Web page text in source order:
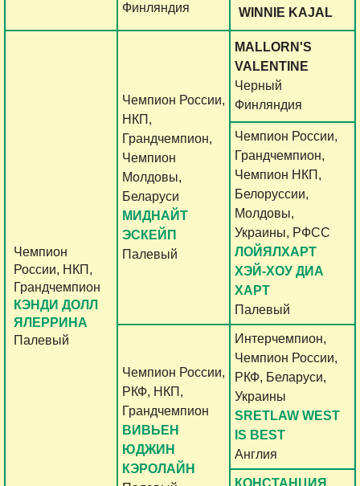
Финляндия
WINNIE KAJAL
Чемпион
России, НКП,
Грандчемпион
КЭНДИ ДОЛЛ
ЯЛЕРРИНА
Палевый
Чемпион России,
НКП,
Грандчемпион,
Чемпион
Молдовы,
Беларуси
МИДНАЙТ
ЭСКЕЙП
Палевый
MALLORN'S
VALENTINE
Черный
Финляндия
Чемпион России,
Грандчемпион,
Чемпион НКП,
Белоруссии,
Молдовы,
Украины, РФСС
ЛОЙЯЛХАРТ
ХЭЙ-ХОУ ДИА
ХАРТ
Палевый
Чемпион России,
РКФ, НКП,
Грандчемпион
ВИВЬЕН
ЮДЖИН
КЭРОЛАЙН
Интерчемпион,
Чемпион России,
РКФ, Беларуси,
Украины
SRETLAW WEST
IS BEST
Англия